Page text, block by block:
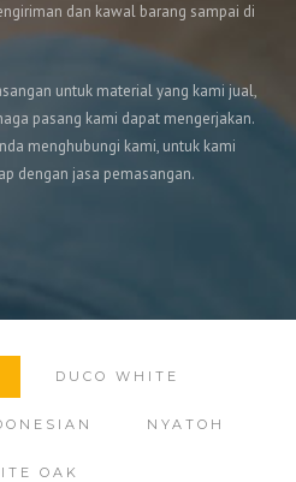
dan kawal barang sampai di
untuk material yang kami jual,
pasang kami dapat mengerjakan.
menghubungi kami, untuk kami
dengan jasa pemasangan.
DUCO WHITE
NYATOH
OAK